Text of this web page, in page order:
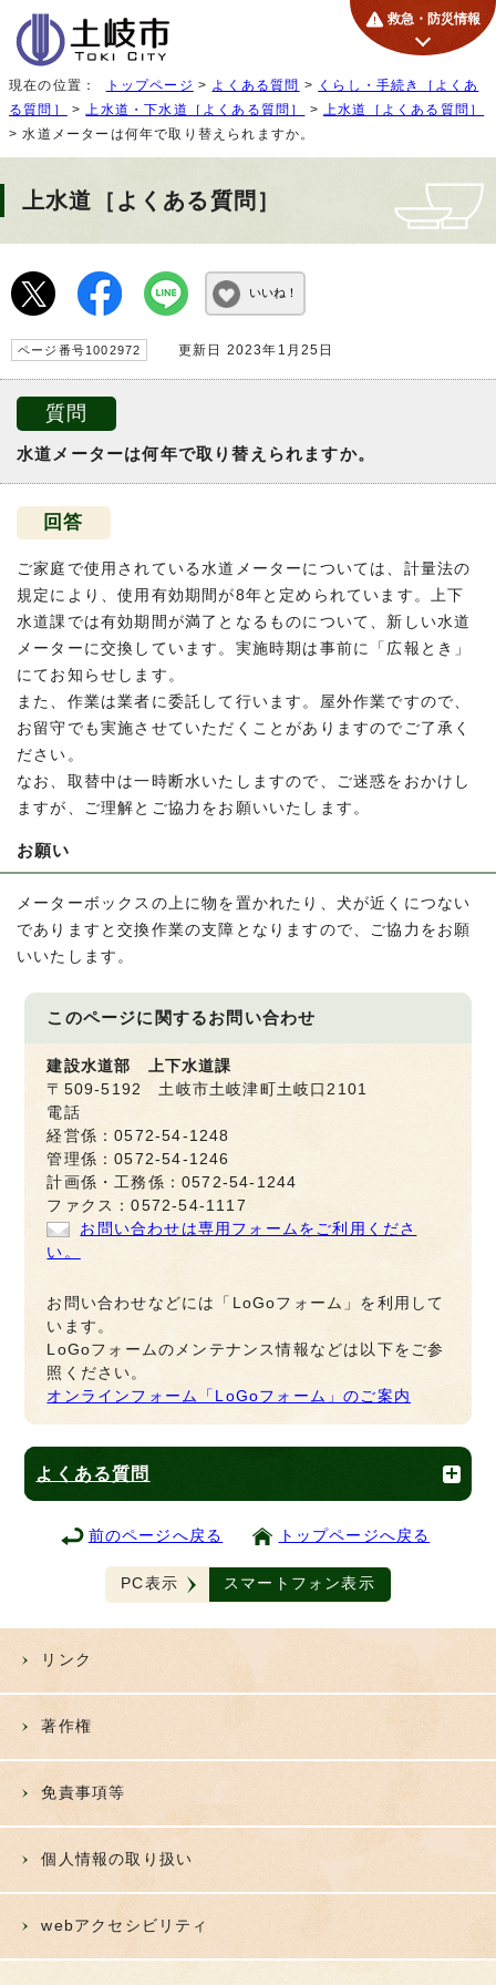
救急・防災情報
現在の位置： トップページ > よくある質問 > くらし・手続き［よくあ
る質問］
>上水道・下水道［よくある質問］ >上水道［よくある質問］
> 水道メーターは何年で取り替えられますか。
上水道［よくある質問］
いいね！
ページ番号1002972 更新日 2023年1月25日
質問
水道メーターは何年で取り替えられますか。
回答
ご家庭で使用されている水道メーターについては、計量法の
規定により、使用有効期間が8年と定められています。上下
水道課では有効期間が満了となるものについて、新しい水道
メーターに交換しています。実施時期は事前に「広報とき」
にてお知らせします。
また、作業は業者に委託して行います。屋外作業ですので、
お留守でも実施させていただくことがありますのでご了承く
ださい。
なお、取替中は一時断水いたしますので、ご迷惑をおかけし
ますが、ご理解とご協力をお願いいたします。
お願い
メーターボックスの上に物を置かれたり、犬が近くにつない
でありますと交換作業の支障となりますので、ご協力をお願
いいたします。
このページに関するお問い合わせ
建設水道部 上下水道課
〒509-5192 土岐市土岐津町土岐口2101
電話
経営係：0572-54-1248
管理係：0572-54-1246
計画係・工務係：0572-54-1244
ファクス：0572-54-1117
お問い合わせは専用フォームをご利用くださ
い。
お問い合わせなどには「LoGoフォーム」を利用して
います。
LoGoフォームのメンテナンス情報などは以下をご参
照ください。
オンラインフォーム「LoGoフォーム」のご案内
よくある質問
前のページへ戻る トップページへ戻る
PC表示 スマートフォン表示
リンク
著作権
免責事項等
個人情報の取り扱い
webアクセシビリティ